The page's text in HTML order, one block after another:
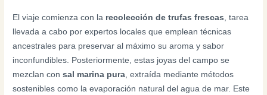
El viaje comienza con la recolección de trufas frescas, tarea
llevada a cabo por expertos locales que emplean técnicas
ancestrales para preservar al máximo su aroma y sabor
inconfundibles. Posteriormente, estas joyas del campo se
mezclan consal marina pura, extraída mediante métodos
sostenibles como la evaporación natural del agua de mar. Este